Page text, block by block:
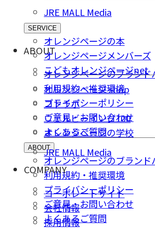
JRE MALL Media
SERVICE
オレンジページの本
オレンジページメンバーズ
こどもオレンジページnet
オレンジページ shop
コトラボ
ウェルビーイング100
オレンジページの学校
JRE MALL Media
ABOUT
オレンジページのブランド
利用規約・推奨環境
プライバシーポリシー
ご意⾒・お問い合わせ
よくあるご質問
ABOUT
オレンジページのブランド
利用規約・推奨環境
プライバシーポリシー
ご意⾒・お問い合わせ
よくあるご質問
COMPANY
コーポレートサイト
会社情報
採⽤情報